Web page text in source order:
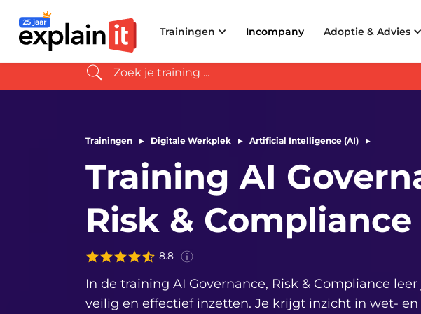
Trainingen Incompany Adoptie & Advies
Trainingen ▸ Digitale Werkplek ▸ Artificial Intelligence (AI) ▸
Training AI
Risk & Compliance
8.8
Deze score is gebaseerd op
ervaringen van332
deelnemers
training
Risk & Compliancein de
afgelopen 3 jaar.
In de training AI Governance, Risk & Compliance
veilig en effectief inzetten. Je krijgt inzicht in wet-